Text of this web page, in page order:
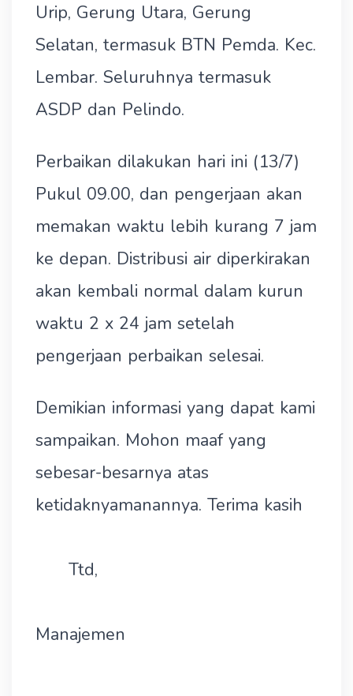
Urip, Gerung Utara, Gerung
Selatan, termasuk BTN Pemda. Kec.
Lembar. Seluruhnya termasuk
ASDP dan Pelindo.
Perbaikan dilakukan hari ini (13/7)
Pukul 09.00, dan pengerjaan akan
memakan waktu lebih kurang 7 jam
ke depan. Distribusi air diperkirakan
akan kembali normal dalam kurun
waktu 2 x 24 jam setelah
pengerjaan perbaikan selesai.
Demikian informasi yang dapat kami
sampaikan. Mohon maaf yang
sebesar-besarnya atas
ketidaknyamanannya. Terima kasih
Ttd,
Manajemen